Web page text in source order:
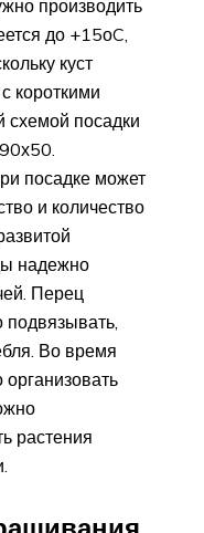
производить
до +15оC,
куст
короткими
схемой посадки
посадке может
и количество
надежно
Перец
Во время
растения